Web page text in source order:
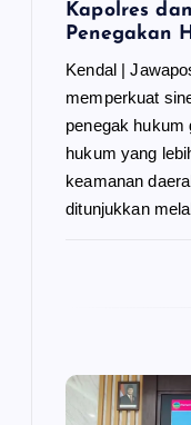
Kapolres
Penegakan
Kendal |
memperkuat
penegak hukum
hukum yang
keamanan
ditunjukkan